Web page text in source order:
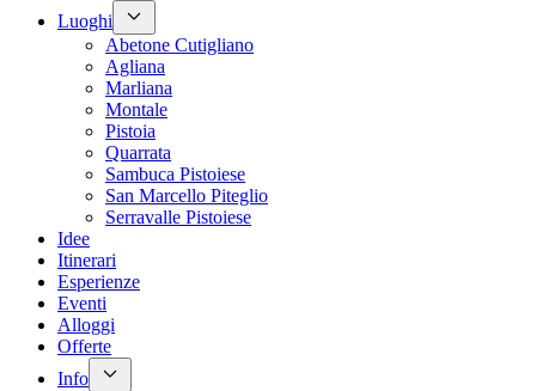
Luoghi
Abetone Cutigliano
Agliana
Marliana
Montale
Pistoia
Quarrata
Sambuca Pistoiese
San Marcello Piteglio
Serravalle Pistoiese
Idee
Itinerari
Esperienze
Eventi
Alloggi
Offerte
Info